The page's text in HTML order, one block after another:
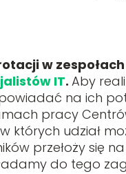
w
IT. Aby
na ich
pracy
których udział
przełoży się na
do tego